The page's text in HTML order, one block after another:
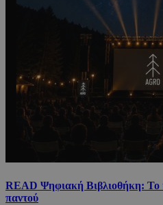
READ Ψηφιακή Βιβλιοθήκη: Το
παντού